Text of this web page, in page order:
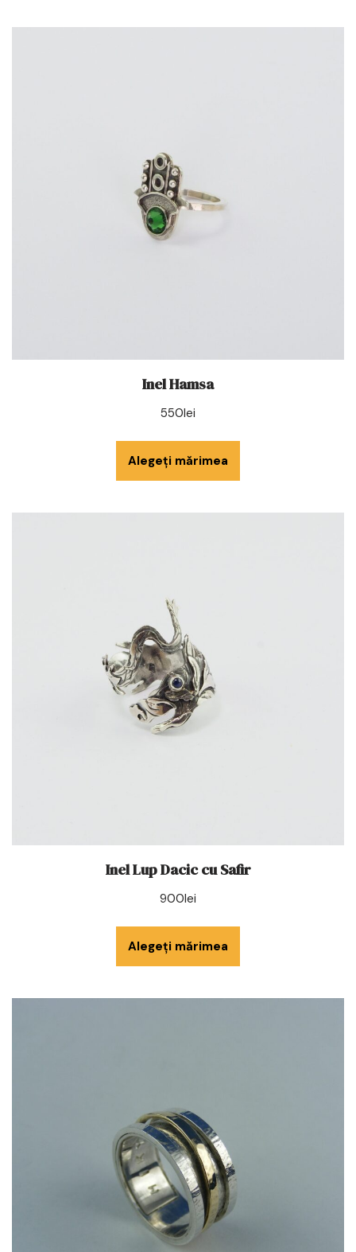
Inel Hamsa
550lei
Alegeți mărimea
Inel Lup Dacic cu Safir
900lei
Alegeți mărimea